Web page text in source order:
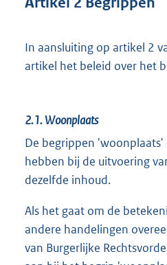
In aansluiting op artikel 2
artikel het beleid over het
2.1.Woonplaats
De begrippen 'woonplaats'
hebben bij de uitvoering
dezelfde inhoud.
Als het gaat om de
andere handelingen
van Burgerlijke